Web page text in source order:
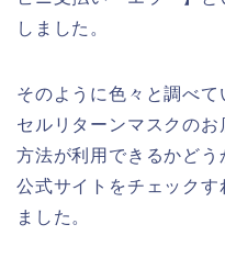
しました。
そのように色々と調べて
セルリターンマスクの
方法が利用できるかど
公式サイトをチェックす
ました。